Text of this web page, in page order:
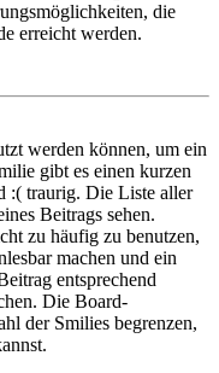
die
erreicht werden.
werden können, um ein
gibt es einen kurzen
:( traurig. Die Liste aller
Beitrags sehen.
zu häufig zu benutzen,
machen und ein
entsprechend
Die Board-
der Smilies begrenzen,